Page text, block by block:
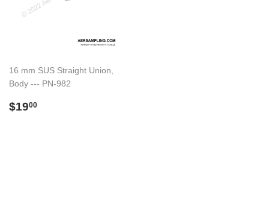
16 mm SUS Straight Union,
Body --- PN-982
Preço
$1900